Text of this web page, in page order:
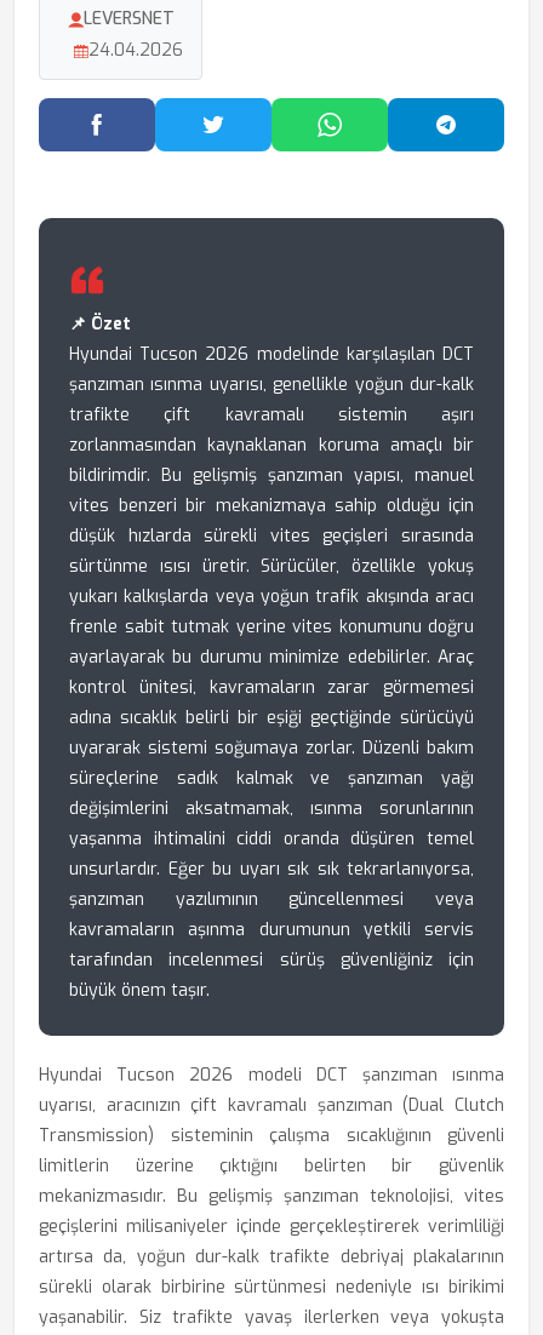
LEVERSNET
24.04.2026
Facebook'ta PaylaşTwitter'da PaylaşWhatsApp'ta Paylaş
📌 Özet
Hyundai Tucson 2026 modelinde karşılaşılan DCT
şanzıman ısınma uyarısı, genellikle yoğun dur-kalk
trafikte çift kavramalı sistemin aşırı
zorlanmasından kaynaklanan koruma amaçlı bir
bildirimdir. Bu gelişmiş şanzıman yapısı, manuel
vites benzeri bir mekanizmaya sahip olduğu için
düşük hızlarda sürekli vites geçişleri sırasında
sürtünme ısısı üretir. Sürücüler, özellikle yokuş
yukarı kalkışlarda veya yoğun trafik akışında aracı
frenle sabit tutmak yerine vites konumunu doğru
ayarlayarak bu durumu minimize edebilirler. Araç
kontrol ünitesi, kavramaların zarar görmemesi
adına sıcaklık belirli bir eşiği geçtiğinde sürücüyü
uyararak sistemi soğumaya zorlar. Düzenli bakım
süreçlerine sadık kalmak ve şanzıman yağı
değişimlerini aksatmamak, ısınma sorunlarının
yaşanma ihtimalini ciddi oranda düşüren temel
unsurlardır. Eğer bu uyarı sık sık tekrarlanıyorsa,
şanzıman yazılımının güncellenmesi veya
kavramaların aşınma durumunun yetkili servis
tarafından incelenmesi sürüş güvenliğiniz için
büyük önem taşır.
Hyundai Tucson 2026 modeli DCT şanzıman ısınma
uyarısı, aracınızın çift kavramalı şanzıman (Dual Clutch
Transmission) sisteminin çalışma sıcaklığının güvenli
limitlerin üzerine çıktığını belirten bir güvenlik
mekanizmasıdır. Bu gelişmiş şanzıman teknolojisi, vites
geçişlerini milisaniyeler içinde gerçekleştirerek verimliliği
artırsa da, yoğun dur-kalk trafikte debriyaj plakalarının
sürekli olarak birbirine sürtünmesi nedeniyle ısı birikimi
yaşanabilir. Siz trafikte yavaş ilerlerken veya yokuşta